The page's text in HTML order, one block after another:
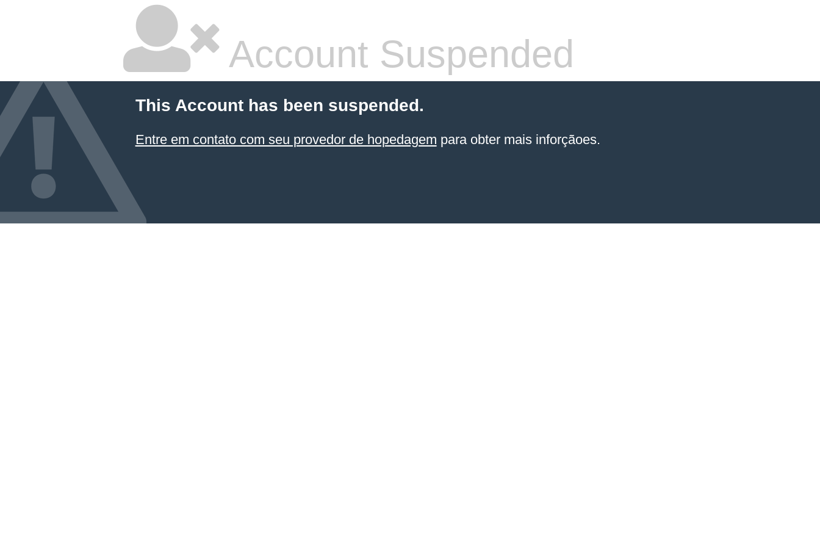
Account Suspended
This Account has been suspended.
Entre em contato com seu provedor de hopedagem para obter mais inforçãoes.